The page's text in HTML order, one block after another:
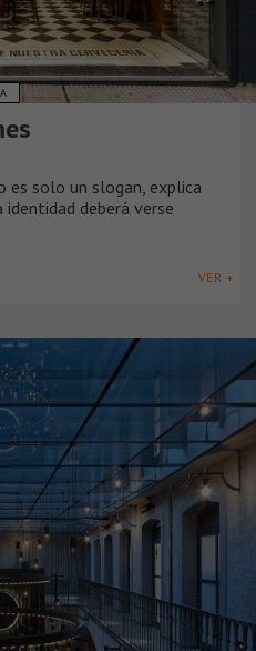
es solo un slogan, explica
deberá verse
VER +